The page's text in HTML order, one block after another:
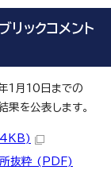
リックコメント
1月10日までの
果を公表します。
所抜粋 (PDF)